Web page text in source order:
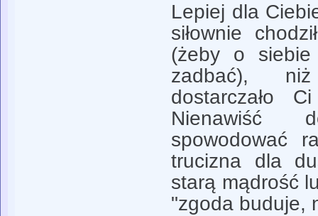
Lepiej dla
siłownie
(żeby o siebie
zadbać),
dostarczało
Nienawiść
spowodować
trucizna dla
starą mądrość
"zgoda buduje,